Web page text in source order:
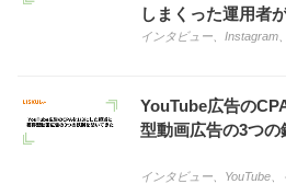
しまくった運用者
インタビュー Instagram
YouTube広告の
型動画広告の3つ
インタビュー YouTube